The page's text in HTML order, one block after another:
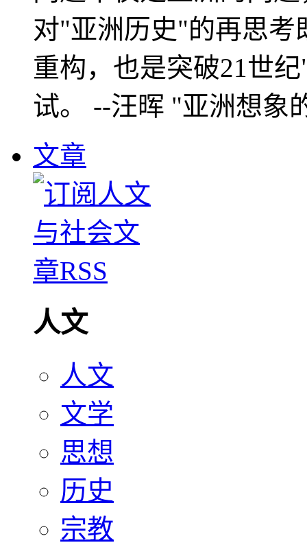
对"亚洲历史"的再思考
重构，也是突破21世
试。 --汪晖 "亚洲想象
文章
人文
人文
文学
思想
历史
宗教